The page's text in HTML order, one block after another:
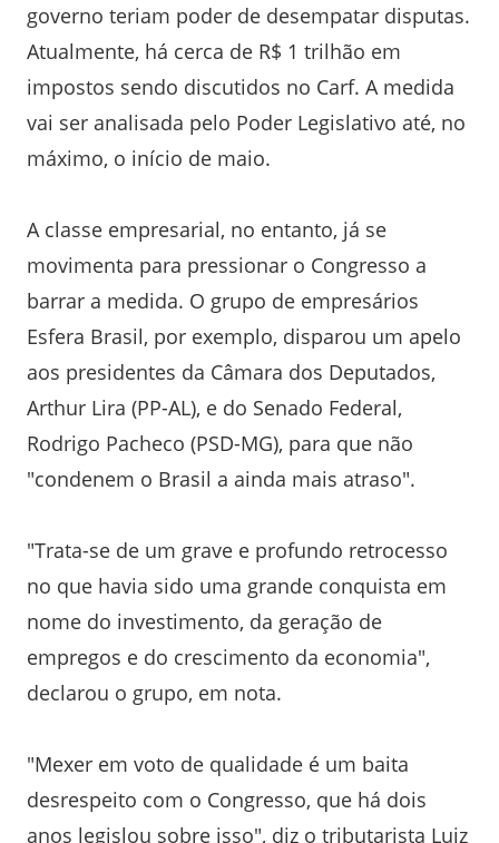
governo teriam poder de desempatar disputas.
Atualmente, há cerca de R$ 1 trilhão em
impostos sendo discutidos no Carf. A medida
vai ser analisada pelo Poder Legislativo até, no
máximo, o início de maio.
A classe empresarial, no entanto, já se
movimenta para pressionar o Congresso a
barrar a medida. O grupo de empresários
Esfera Brasil, por exemplo, disparou um apelo
aos presidentes da Câmara dos Deputados,
Arthur Lira (PP-AL), e do Senado Federal,
Rodrigo Pacheco (PSD-MG), para que não
"condenem o Brasil a ainda mais atraso".
"Trata-se de um grave e profundo retrocesso
no que havia sido uma grande conquista em
nome do investimento, da geração de
empregos e do crescimento da economia",
declarou o grupo, em nota.
"Mexer em voto de qualidade é um baita
desrespeito com o Congresso, que há dois
anos legislou sobre isso", diz o tributarista Luiz